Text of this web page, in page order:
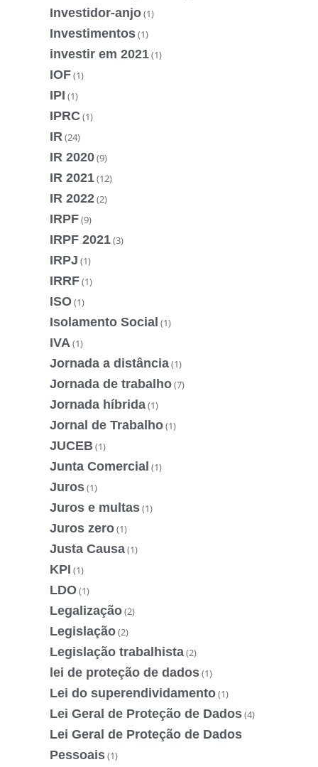
Investidor-anjo(1)
Investimentos(1)
investir em 2021(1)
IOF(1)
IPI (1)
IPRC(1)
IR (24)
IR 2020(9)
IR 2021(12)
IR 2022(2)
IRPF(9)
IRPF 2021(3)
IRPJ (1)
IRRF(1)
ISO(1)
Isolamento Social (1)
IVA (1)
Jornada a distância(1)
Jornada de trabalho(7)
Jornada híbrida(1)
Jornal de Trabalho(1)
JUCEB(1)
Junta Comercial (1)
Juros(1)
Juros e multas(1)
Juros zero(1)
Justa Causa(1)
KPI (1)
LDO(1)
Legalização(2)
Legislação(2)
Legislação trabalhista(2)
lei de proteção de dados(1)
Lei do superendividamento(1)
Lei Geral de Proteção de Dados(4)
Lei Geral de Proteção de Dados
Pessoais(1)